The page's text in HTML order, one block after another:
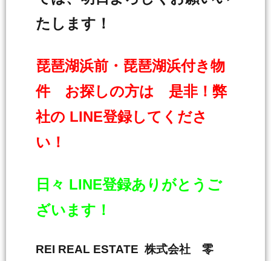
たします！
琵琶湖浜前・琵琶湖浜付き物
件 お探しの方は 是非！弊
社の LINE登録してくださ
い！
日々 LINE登録ありがとうご
ざいます！
REI REAL ESTATE 株式会社 零